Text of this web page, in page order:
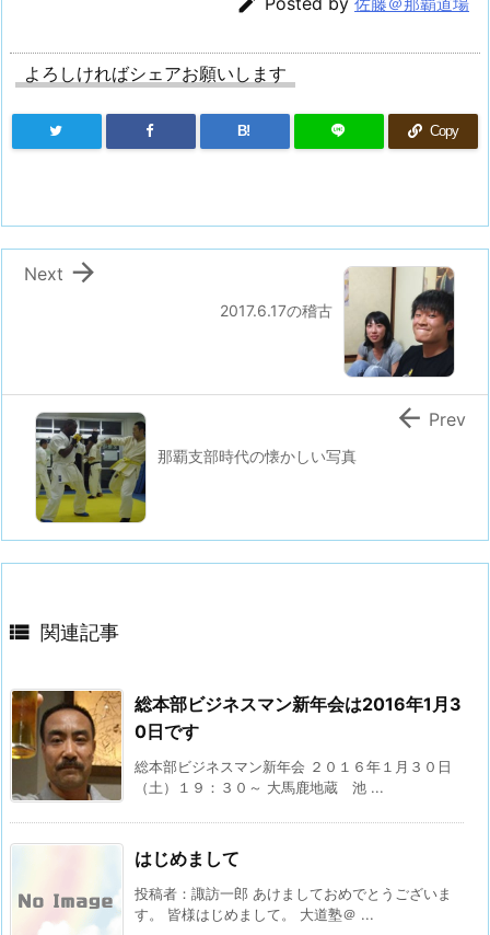
よろしければシェアお願いします
B! Copy
2017.6.17の稽古

Next
那覇支部時代の懐かしい写真
 Prev
 関連記事
総本部ビジネスマン新年会は2016年1月3
0日です
総本部ビジネスマン新年会 ２０１６年１月３０日
（土）１９：３０～ 大馬鹿地蔵 池 ...
はじめまして
投稿者：諏訪一郎 あけましておめでとうございま
す。 皆様はじめまして。 大道塾＠ ...